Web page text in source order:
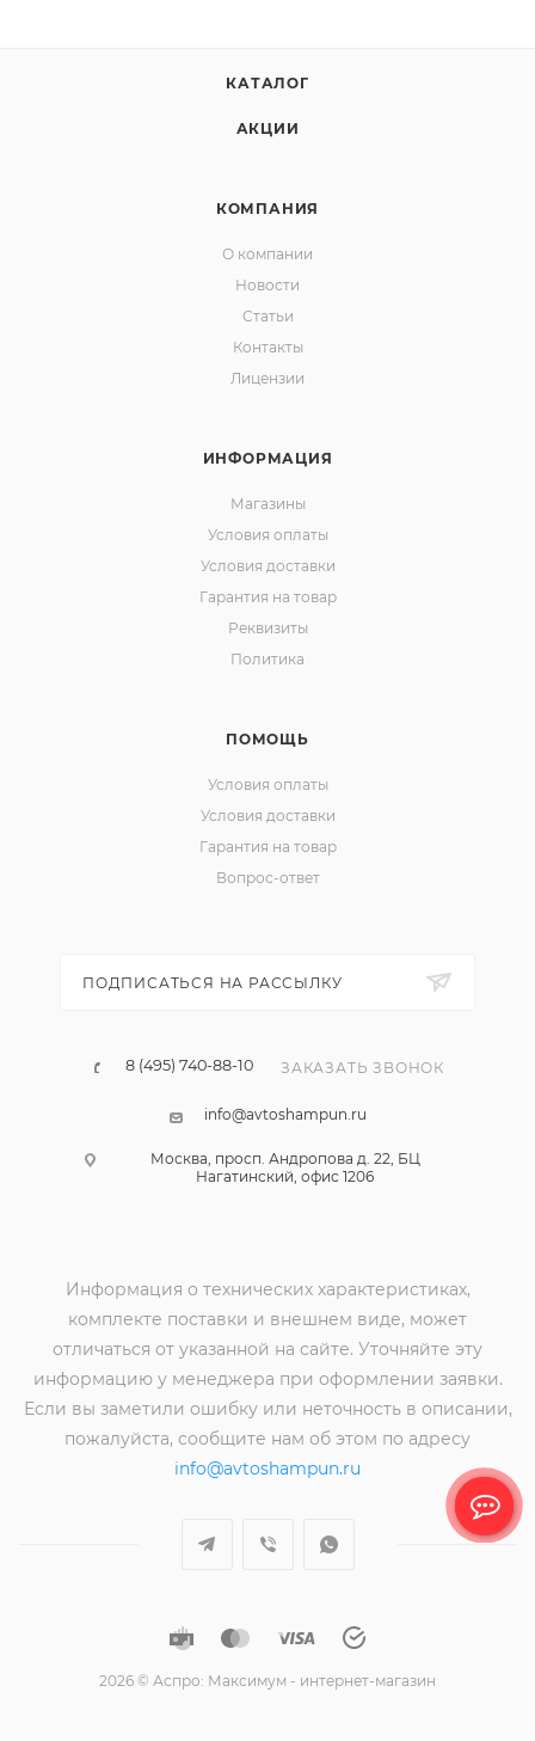
КАТАЛОГ
АКЦИИ
КОМПАНИЯ
О компании
Новости
Статьи
Контакты
Лицензии
ИНФОРМАЦИЯ
Магазины
Условия оплаты
Условия доставки
Гарантия на товар
Реквизиты
Политика
ПОМОЩЬ
Условия оплаты
Условия доставки
Гарантия на товар
Вопрос-ответ
ПОДПИСАТЬСЯ НА РАССЫЛКУ
8 (495) 740-88-10 ЗАКАЗАТЬ ЗВОНОК
info@avtoshampun.ru
Москва, просп. Андропова д. 22, БЦ
Нагатинский, офис 1206
Информация о технических характеристиках,
комплекте поставки и внешнем виде, может
отличаться от указанной на сайте. Уточняйте эту
информацию у менеджера при оформлении заявки.
Если вы заметили ошибку или неточность в описании,
пожалуйста, сообщите нам об этом по адресу
info@avtoshampun.ru
2026 © Аспро: Максимум - интернет-магазин